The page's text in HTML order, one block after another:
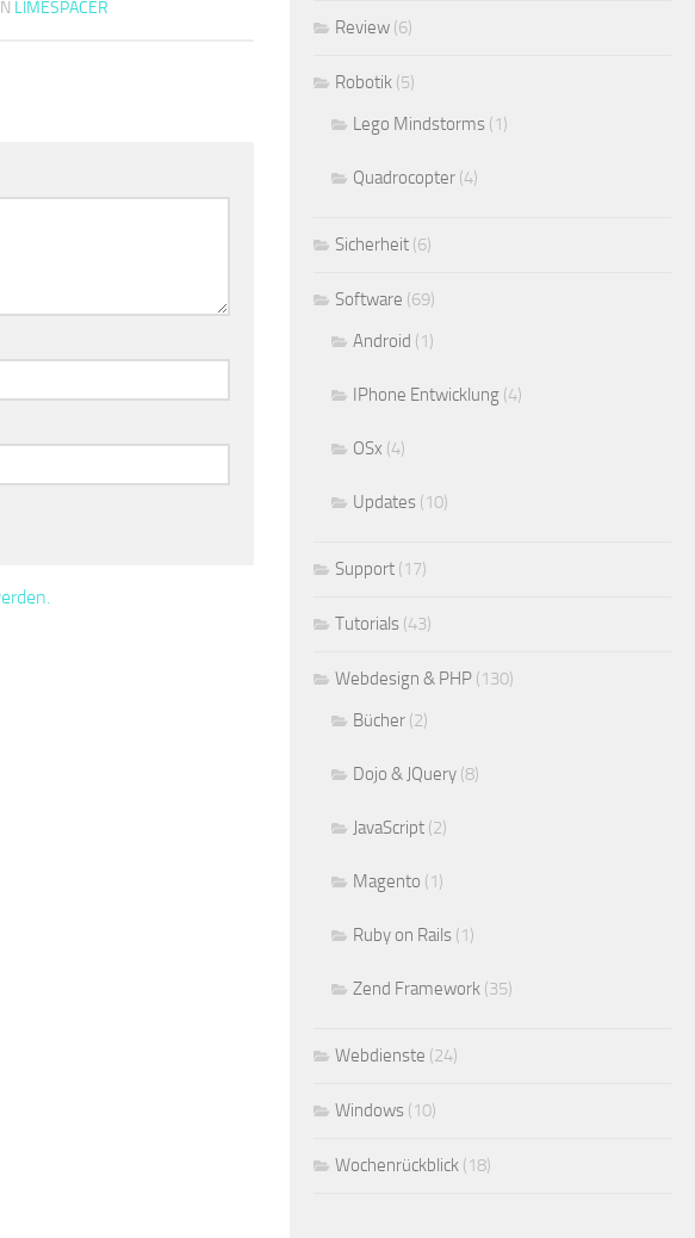
LIMESPACER
Review (6)
Robotik (5)
Lego Mindstorms (1)
Quadrocopter (4)
Sicherheit (6)
Software (69)
Android (1)
IPhone Entwicklung (4)
OSx (4)
Updates (10)
Support (17)
Tutorials (43)
Webdesign & PHP (130)
Bücher (2)
Dojo & JQuery (8)
JavaScript (2)
Magento (1)
Ruby on Rails (1)
Zend Framework (35)
Webdienste (24)
Windows (10)
Wochenrückblick (18)